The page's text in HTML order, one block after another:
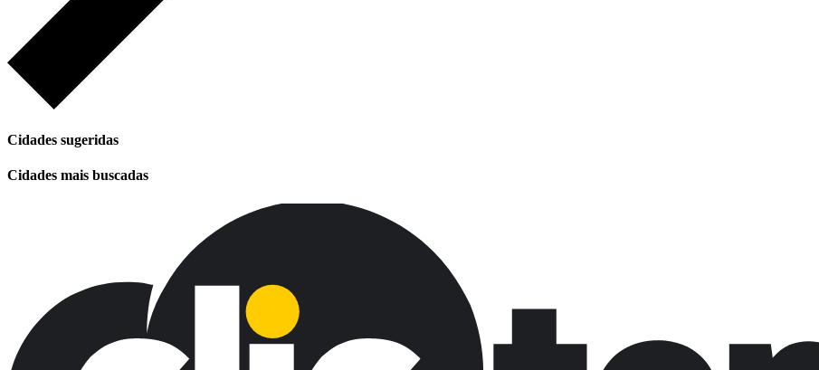
Cidades sugeridas
Cidades mais buscadas